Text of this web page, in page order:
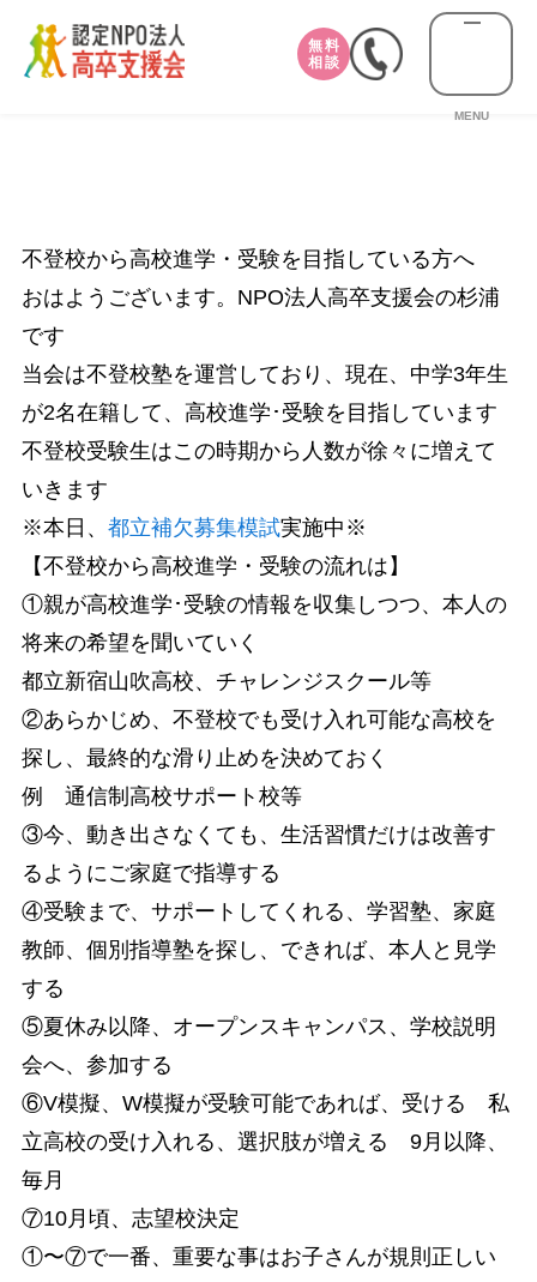
無料
相談
MENU
不登校から高校進学・受験を目指している方へ
おはようございます。NPO法人高卒支援会の杉浦
です
当会は不登校塾を運営しており、現在、中学3年生
が2名在籍して、高校進学･受験を目指しています
不登校受験生はこの時期から人数が徐々に増えて
いきます
※本日、 都立補欠募集模試実施中※
【不登校から高校進学・受験の流れは】
①親が高校進学･受験の情報を収集しつつ、本人の
将来の希望を聞いていく
都立新宿山吹高校、チャレンジスクール等
②あらかじめ、不登校でも受け入れ可能な高校を
探し、最終的な滑り止めを決めておく
例 通信制高校サポート校等
③今、動き出さなくても、生活習慣だけは改善す
るようにご家庭で指導する
④受験まで、サポートしてくれる、学習塾、家庭
教師、個別指導塾を探し、できれば、本人と見学
する
⑤夏休み以降、オープンスキャンパス、学校説明
会へ、参加する
⑥V模擬、W模擬が受験可能であれば、受ける 私
立高校の受け入れる、選択肢が増える 9月以降、
毎月
⑦10月頃、志望校決定
①〜⑦で一番、重要な事はお子さんが規則正しい